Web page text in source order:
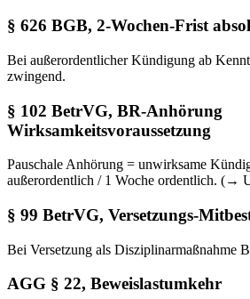
§ 626 BGB, 2-Wochen-Frist
Bei außerordentlicher Kündigung ab
zwingend.
§ 102 BetrVG, BR-Anhörung
Wirksamkeitsvoraussetzung
Pauschale Anhörung = unwirksame
außerordentlich / 1 Woche ordentlich. (→
§ 99 BetrVG, Versetzungs-
Bei Versetzung als Disziplinarmaßnahme
AGG § 22, Beweislastumkehr